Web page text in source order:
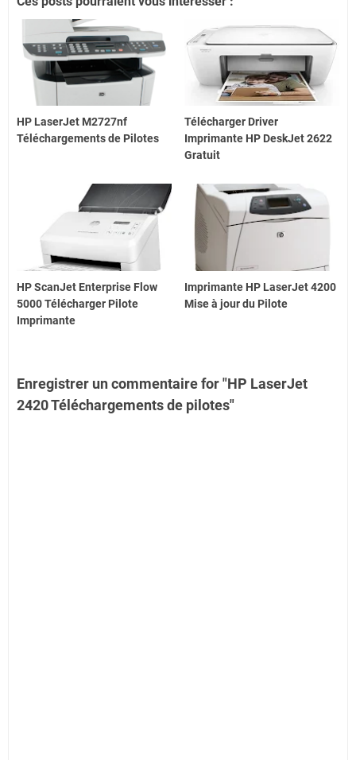
HP LaserJet M2727nf
Téléchargements de Pilotes
Télécharger Driver
Imprimante HP DeskJet 2622
Gratuit
HP ScanJet Enterprise Flow
5000 Télécharger Pilote
Imprimante
Imprimante HP LaserJet 4200
Mise à jour du Pilote
Enregistrer un commentaire for "HP LaserJet
2420 Téléchargements de pilotes"